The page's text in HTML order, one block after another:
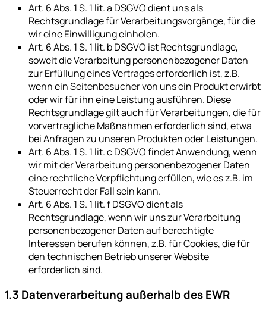
Art. 6 Abs. 1 S. 1 lit. a DSGVO dient uns als
Rechtsgrundlage für Verarbeitungsvorgänge, für die
wir eine Einwilligung einholen.
Art. 6 Abs. 1 S. 1 lit. b DSGVO ist Rechtsgrundlage,
soweit die Verarbeitung personenbezogener Daten
zur Erfüllung eines Vertrages erforderlich ist, z.B.
wenn ein Seitenbesucher von uns ein Produkt erwirbt
oder wir für ihn eine Leistung ausführen. Diese
Rechtsgrundlage gilt auch für Verarbeitungen, die für
vorvertragliche Maßnahmen erforderlich sind, etwa
bei Anfragen zu unseren Produkten oder Leistungen.
Art. 6 Abs. 1 S. 1 lit. c DSGVO findet Anwendung, wenn
wir mit der Verarbeitung personenbezogener Daten
eine rechtliche Verpflichtung erfüllen, wie es z.B. im
Steuerrecht der Fall sein kann.
Art. 6 Abs. 1 S. 1 lit. f DSGVO dient als
Rechtsgrundlage, wenn wir uns zur Verarbeitung
personenbezogener Daten auf berechtigte
Interessen berufen können, z.B. für Cookies, die für
den technischen Betrieb unserer Website
erforderlich sind.
1.3 Datenverarbeitung außerhalb des EWR